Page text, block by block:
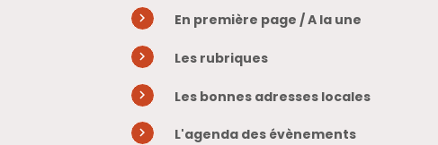
En première page / A la une
Les rubriques
Les bonnes adresses locales
L'agenda des évènements